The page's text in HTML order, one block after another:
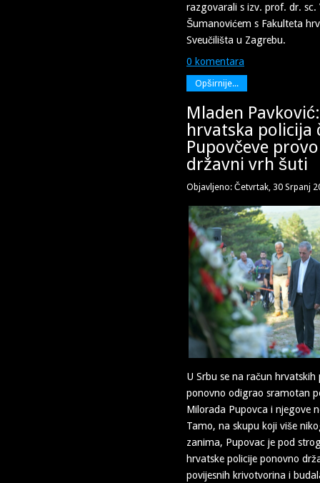
razgovarali s izv. prof. dr. sc.
Šumanovićem s Fakulteta
Sveučilišta u Zagrebu.
0 komentara
Opširnije...
Mladen
hrvatska policija
Pupovčeve
državni vrh šuti
Objavljeno: Četvrtak, 30 Srpanj
U Srbu se na račun hrvatskih
ponovno odigrao sramotan
Milorada Pupovca i njegove
Tamo, na skupu koji više
zanima, Pupovac je pod
hrvatske policije ponovno
povijesnih krivotvorina i